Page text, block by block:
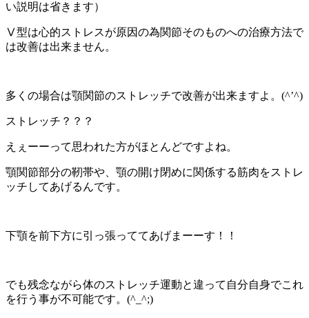
い説明は省きます）
Ⅴ型は心的ストレスが原因の為関節そのものへの治療方法で
は改善は出来ません。
多くの場合は顎関節のストレッチで改善が出来ますよ。(^’^)
ストレッチ？？？
えぇーーって思われた方がほとんどですよね。
顎関節部分の靭帯や、顎の開け閉めに関係する筋肉をストレ
ッチしてあげるんです。
下顎を前下方に引っ張っててあげまーーす！！
でも残念ながら体のストレッチ運動と違って自分自身でこれ
を行う事が不可能です。(^_^;)